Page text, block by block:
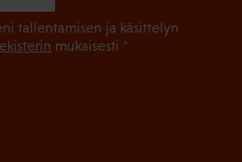
tallentamisen ja käsittelyn
mukaisesti *